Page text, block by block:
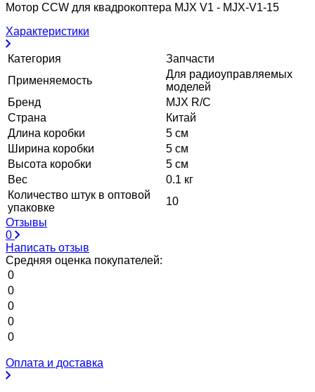
Мотор CCW для квадрокоптера MJX V1 - MJX-V1-15
Характеристики
Категория
Запчасти
Применяемость
Для радиоуправляемых
моделей
Бренд
MJX R/C
Страна
Китай
Длина коробки
5 см
Ширина коробки
5 см
Высота коробки
5 см
Вес
0.1 кг
Количество штук в оптовой
упаковке
10
Отзывы
0
Написать отзыв
Средняя оценка покупателей:
0
0
0
0
0
Оплата и доставка